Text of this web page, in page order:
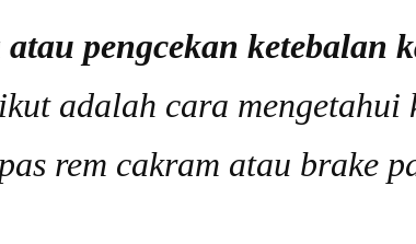
pengcekan ketebalan
adalah cara mengetahui
rem cakram atau brake